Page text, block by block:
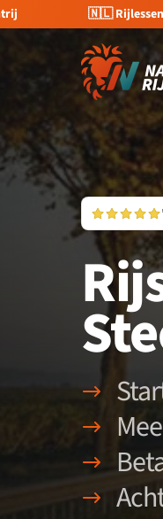
🇳🇱 Rijlessen